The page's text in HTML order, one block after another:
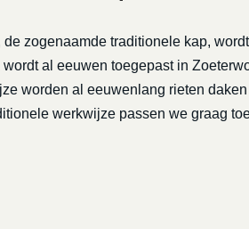
zogenaamde traditionele kap,
al eeuwen toegepast in
worden al eeuwenlang rieten
werkwijze passen we graag